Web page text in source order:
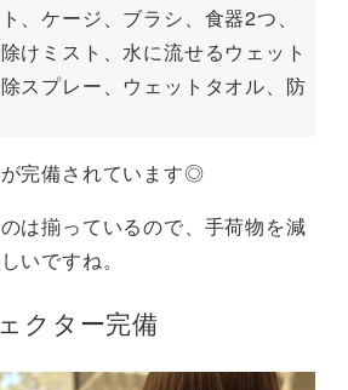
、ケージ、ブラシ、食器2つ、
けミスト、水に流せるウェット
スプレー、ウェットタオル、防
完備されています◎
は揃っているので、手荷物を減
いですね。
クター完備